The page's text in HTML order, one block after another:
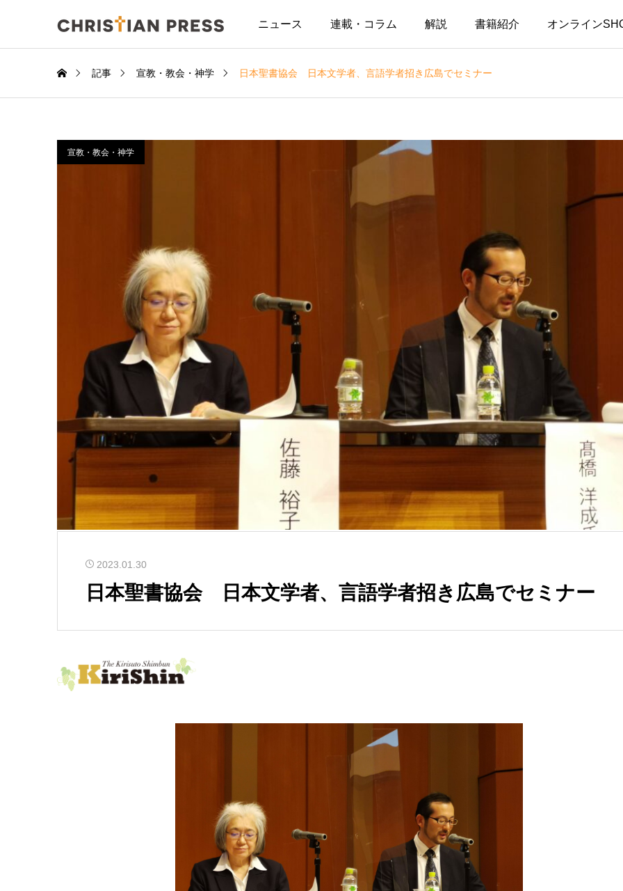
ニュース 連載・コラム 解説 書籍紹介 オンライン
記事 宣教・教会・神学 日本聖書協会 日本文学者、言語学者招き広島でセミナー
宣教・教会・神学
2023.01.30
日本聖書協会 日本文学者、言語学者招き広島でセミナー